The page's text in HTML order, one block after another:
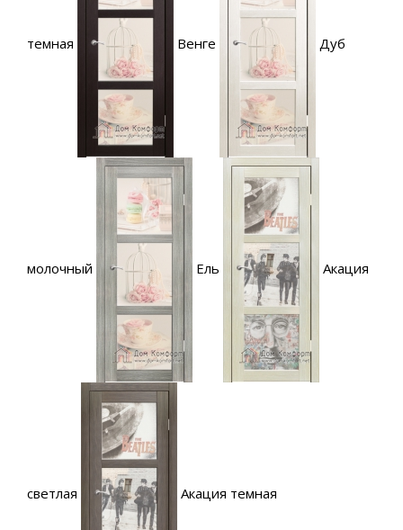
темная Венге Дуб
молочный Ель Акация
светлая Акация темная